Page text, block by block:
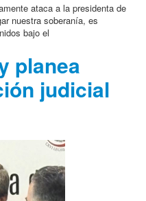
ataca a la presidenta de
nuestra soberanía, es
bajo el
planea
judicial